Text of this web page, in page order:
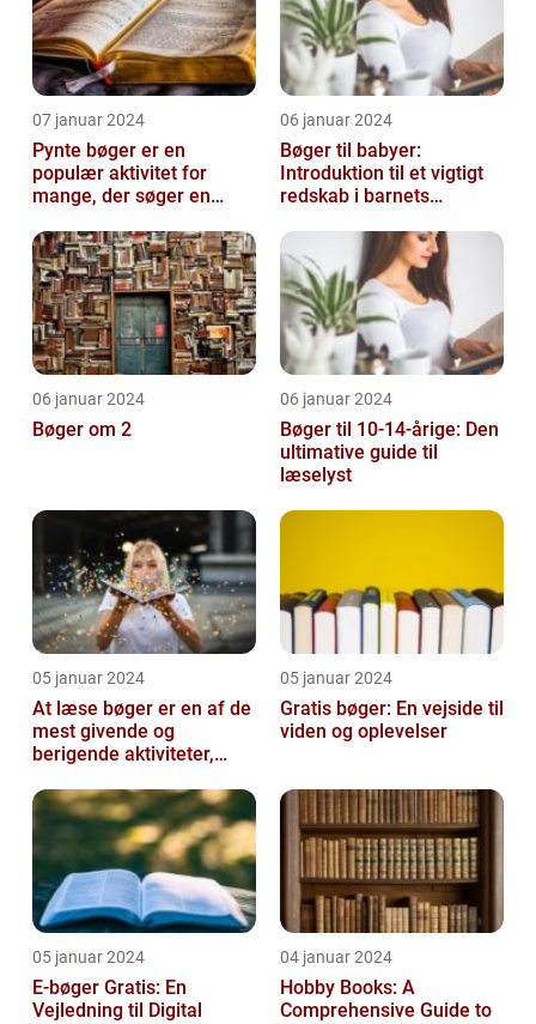
07 januar 2024
Pynte bøger er en
populær aktivitet for
mange, der søger en
06 januar 2024
Bøger til babyer:
Introduktion til et vigtigt
redskab i barnets
06 januar 2024
Bøger om 2
06 januar 2024
Bøger til 10-14-årige: Den
ultimative guide til
læselyst
05 januar 2024
At læse bøger er en af de
mest givende og
berigende aktiviteter,
05 januar 2024
Gratis bøger: En vejside til
viden og oplevelser
05 januar 2024
E-bøger Gratis: En
Vejledning til Digital
04 januar 2024
Hobby Books: A
Comprehensive Guide to